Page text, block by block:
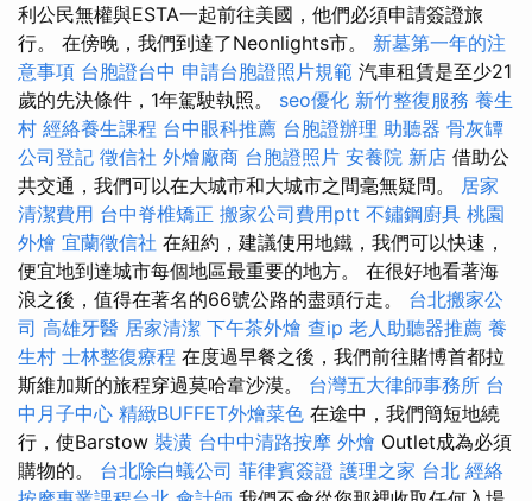
利公民無權與ESTA一起前往美國，他們必須申請簽證旅
行。 在傍晚，我們到達了Neonlights市。 新墓第一年的注
意事項 台胞證台中 申請台胞證照片規範 汽車租賃是至少21
歲的先決條件，1年駕駛執照。 seo優化 新竹整復服務 養生
村 經絡養生課程 台中眼科推薦 台胞證辦理 助聽器 骨灰罈
公司登記 徵信社 外燴廠商 台胞證照片 安養院 新店 借助公
共交通，我們可以在大城市和大城市之間毫無疑問。 居家
清潔費用 台中脊椎矯正 搬家公司費用ptt 不鏽鋼廚具 桃園
外燴 宜蘭徵信社 在紐約，建議使用地鐵，我們可以快速，
便宜地到達城市每個地區最重要的地方。 在很好地看著海
浪之後，值得在著名的66號公路的盡頭行走。 台北搬家公
司 高雄牙醫 居家清潔 下午茶外燴 查ip 老人助聽器推薦 養
生村 士林整復療程 在度過早餐之後，我們前往賭博首都拉
斯維加斯的旅程穿過莫哈韋沙漠。 台灣五大律師事務所 台
中月子中心 精緻BUFFET外燴菜色 在途中，我們簡短地繞
行，使Barstow 裝潢 台中中清路按摩 外燴 Outlet成為必須
購物的。 台北除白蟻公司 菲律賓簽證 護理之家 台北 經絡